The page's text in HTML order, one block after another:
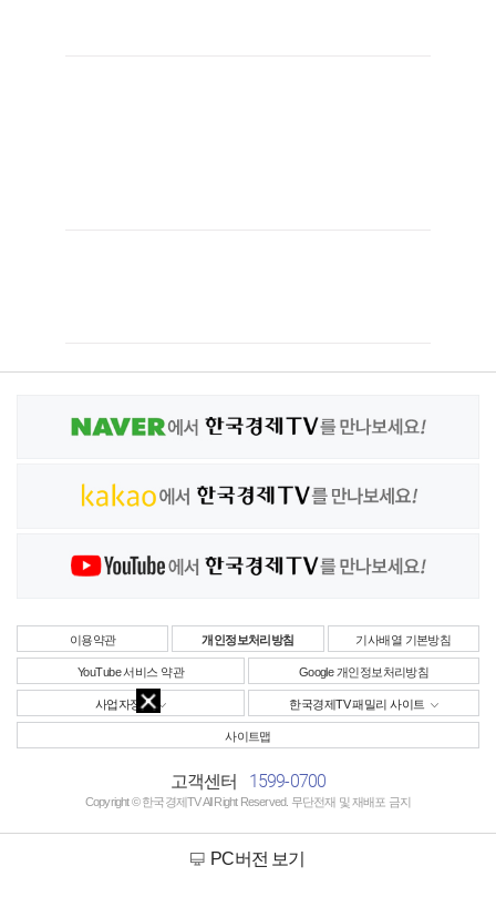
이용약관 개인정보처리방침 기사배열 기본방침
YouTube 서비스 약관 Google 개인정보처리방침
사업자정보 한국경제TV 패밀리 사이트
사이트맵
고객센터 1599-0700
Copyright © 한국경제TV All Right Reserved. 무단전재 및 재배포 금지
PC버전 보기